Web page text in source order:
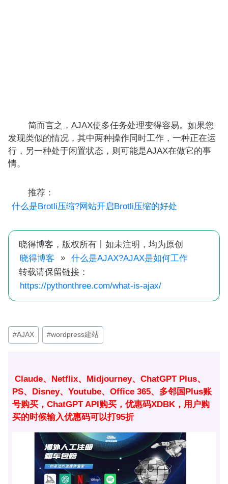
简而言之，AJAX使多任务处理变得容易。如果您
发现类似的情况，其中两种操作同时工作，一种正在运
行，另一种处于闲置状态，则可能是AJAX在做它的事
情。
推荐：
什么是Brotli压缩?网站开启Brotli压缩的好处
晓得博客，版权所有丨如未注明，均为原创
晓得博客
»
什么是AJAX?AJAX是如何工作
转载请保留链接：
https://pythonthree.com/what-is-ajax/
文
章
#AJAX #wordpress建站
Claude、Netflix、Midjourney、ChatGPT Plus、
PS、Disney、Youtube、Office 365、多邻国Plus账
号购买，ChatGPT API购买，优惠码XDBK，用户购
买的时候输入优惠码可以打95折